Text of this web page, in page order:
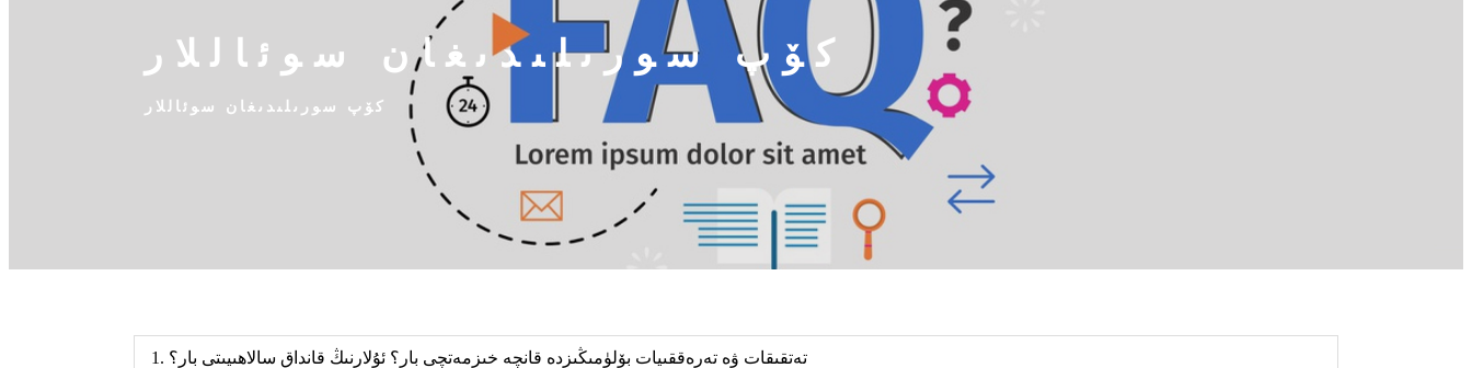
كۆپ سورىلىدىغان سوئاللار
كۆپ سورىلىدىغان سوئاللار
1. تەتقىقات ۋە تەرەققىيات بۆلۈمىڭىزدە قانچە خىزمەتچى بار؟ ئۇلارنىڭ قانداق سالاھىيىتى بار؟